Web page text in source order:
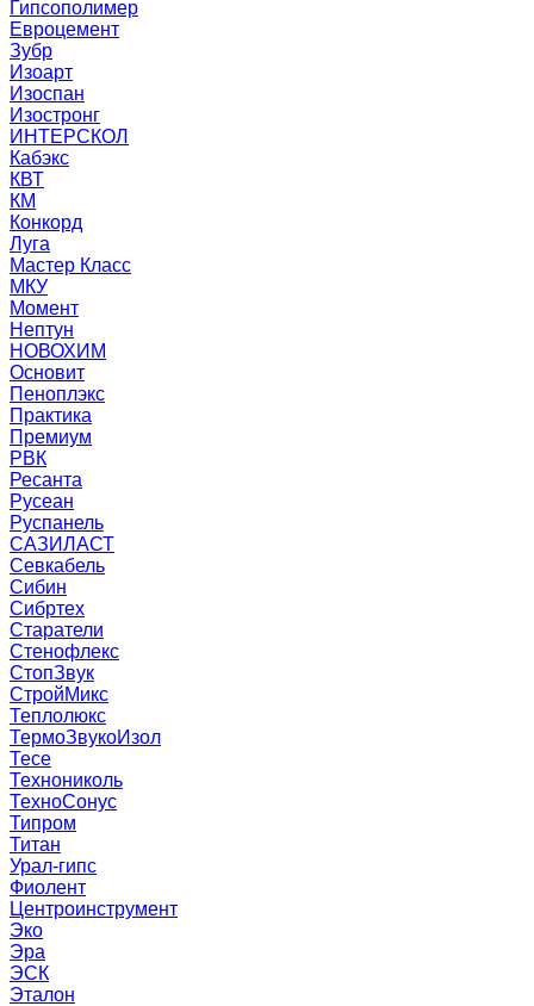
Гипсополимер
Евроцемент
Зубр
Изоарт
Изоспан
Изостронг
ИНТЕРСКОЛ
Кабэкс
КВТ
КМ
Конкорд
Луга
Мастер Класс
МКУ
Момент
Нептун
НОВОХИМ
Основит
Пеноплэкс
Практика
Премиум
РВК
Ресанта
Русеан
Руспанель
САЗИЛАСТ
Севкабель
Сибин
Сибртех
Старатели
Стенофлекс
СтопЗвук
СтройМикс
Теплолюкс
ТермоЗвукоИзол
Тесе
Технониколь
ТехноСонус
Типром
Титан
Урал-гипс
Фиолент
Центроинструмент
Эко
Эра
ЭСК
Эталон